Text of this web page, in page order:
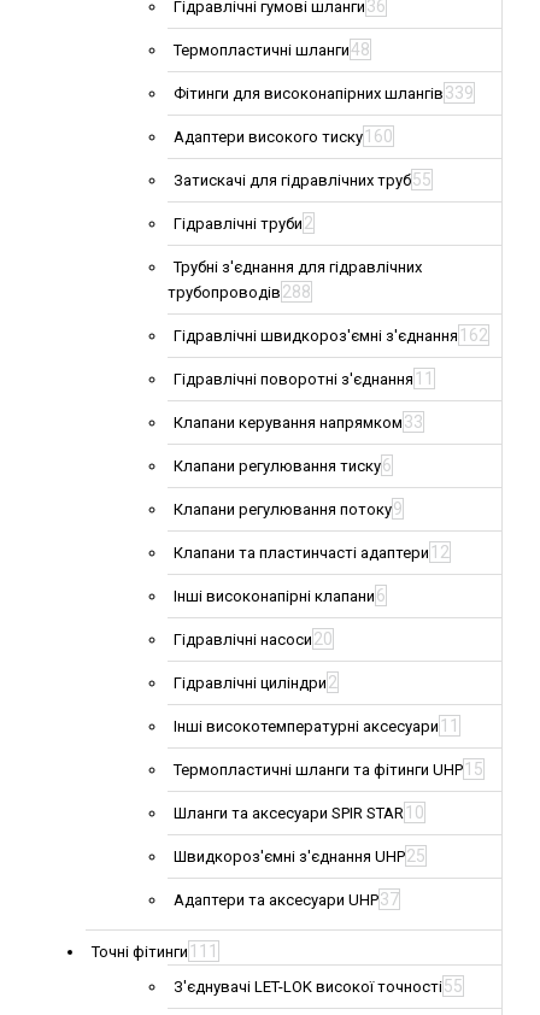
Гідравлічні гумові шланги 36
Термопластичні шланги48
Фітинги для високонапірних шлангів 339
Адаптери високого тиску 160
Затискачі для гідравлічних труб55
Гідравлічні труби 2
Трубні з'єднання для гідравлічних
трубопроводів 288
Гідравлічні швидкороз'ємні з'єднання 162
Гідравлічні поворотні з'єднання 11
Клапани керування напрямком 33
Клапани регулювання тиску6
Клапани регулювання потоку9
Клапани та пластинчасті адаптери 12
Інші високонапірні клапани 6
Гідравлічні насоси 20
Гідравлічні циліндри 2
Інші високотемпературні аксесуари 11
Термопластичні шланги та фітинги UHP 15
Шланги та аксесуари SPIR STAR 10
Швидкороз'ємні з'єднання UHP25
Адаптери та аксесуари UHP37
Точні фітинги 111
З'єднувачі LET-LOK високої точності55